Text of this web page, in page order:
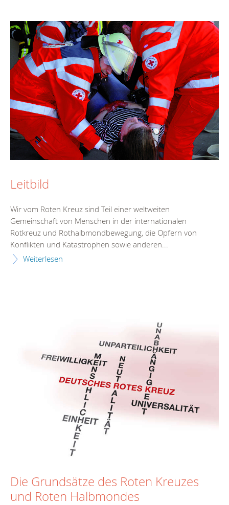
Leitbild
Wir vom Roten Kreuz sind Teil einer weltweiten
Gemeinschaft von Menschen in der internationalen
Rotkreuz und Rothalbmondbewegung, die Opfern von
Konflikten und Katastrophen sowie anderen...
Weiterlesen
Die Grundsätze des Roten Kreuzes
und Roten Halbmondes